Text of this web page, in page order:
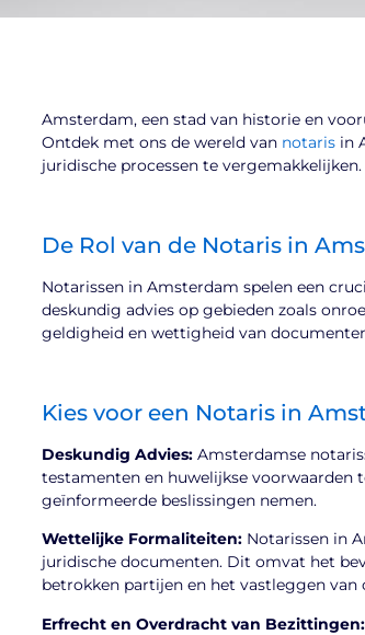
Amsterdam, een stad van historie en
Ontdek met ons de wereld van notaris in
juridische processen te vergemakkelijken.
De Rol van de Notaris in
Notarissen in Amsterdam spelen een
deskundig advies op gebieden zoals
geldigheid en wettigheid van
Kies voor een Notaris in
Deskundig Advies: Amsterdamse
testamenten en huwelijkse voorwaarden
geïnformeerde beslissingen nemen.
Wettelijke Formaliteiten: Notarissen in
juridische documenten. Dit omvat het
betrokken partijen en het vastleggen
Erfrecht en Overdracht van Bezittingen: